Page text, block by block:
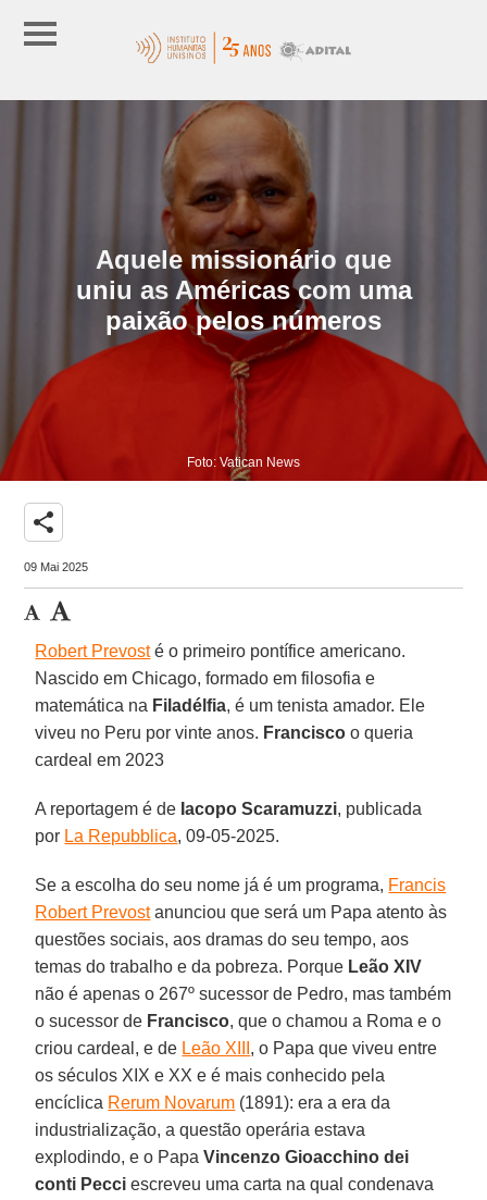
Aquele missionário que
uniu as Américas com uma
paixão pelos números
Foto: Vatican News
share
09 Mai 2025
Robert Prevosté o primeiro pontífice americano.
Nascido em Chicago, formado em filosofia e
matemática na Filadélfia, é um tenista amador. Ele
viveu no Peru por vinte anos. Francisco o queria
cardeal em 2023
A reportagem é de Iacopo Scaramuzzi, publicada
por La Repubblica, 09-05-2025.
Se a escolha do seu nome já é um programa, Francis
Robert Prevostanunciou que será um Papa atento às
questões sociais, aos dramas do seu tempo, aos
temas do trabalho e da pobreza. Porque Leão XIV
não é apenas o 267º sucessor de Pedro, mas também
o sucessor de Francisco, que o chamou a Roma e o
criou cardeal, e de Leão XIII , o Papa que viveu entre
os séculos XIX e XX e é mais conhecido pela
encíclica Rerum Novarum (1891): era a era da
industrialização, a questão operária estava
explodindo, e o PapaVincenzo Gioacchino dei
conti Pecci escreveu uma carta na qual condenava